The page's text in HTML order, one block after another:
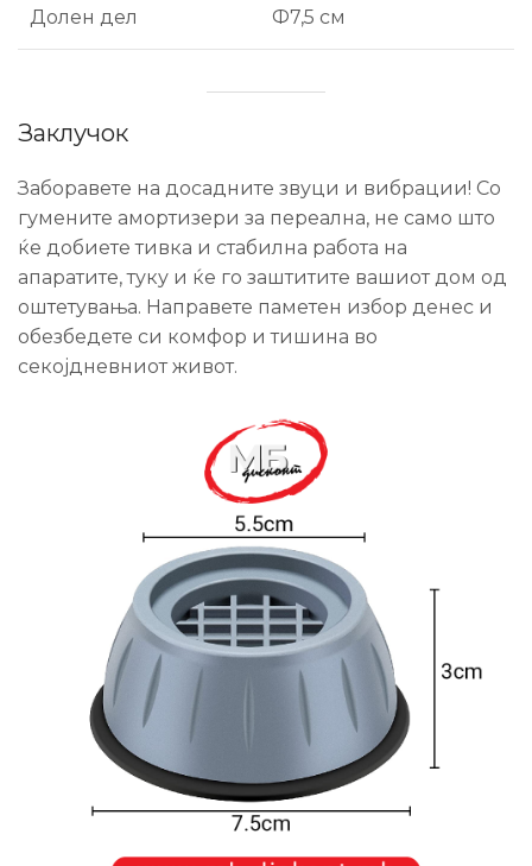
Долен дел Ф7,5 см
Заклучок
Заборавете на досадните звуци и вибрации! Со
гумените амортизери за переална, не само што
ќе добиете тивка и стабилна работа на
апаратите, туку и ќе го заштитите вашиот дом од
оштетувања. Направете паметен избор денес и
обезбедете си комфор и тишина во
секојдневниот живот.